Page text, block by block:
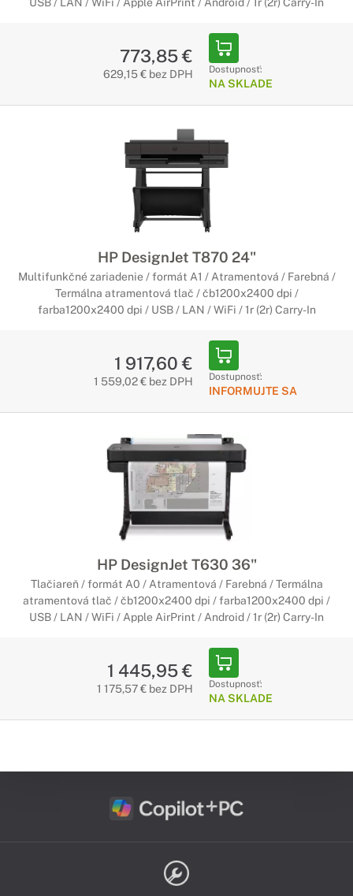
773,85 €
629,15 € bez DPH Dostupnosť:
NA SKLADE
HP DesignJet T870 24"
Multifunkčné zariadenie / formát A1 / Atramentová / Farebná /
Termálna atramentová tlač / čb1200x2400 dpi /
farba1200x2400 dpi / USB / LAN / WiFi / 1r (2r) Carry-In
1 917,60 €
1 559,02 € bez DPH Dostupnosť:
INFORMUJTE SA
HP DesignJet T630 36"
Tlačiareň / formát A0 / Atramentová / Farebná / Termálna
atramentová tlač / čb1200x2400 dpi / farba1200x2400 dpi /
USB / LAN / WiFi / Apple AirPrint / Android / 1r (2r) Carry-In
1 445,95 €
1 175,57 € bez DPH Dostupnosť:
NA SKLADE